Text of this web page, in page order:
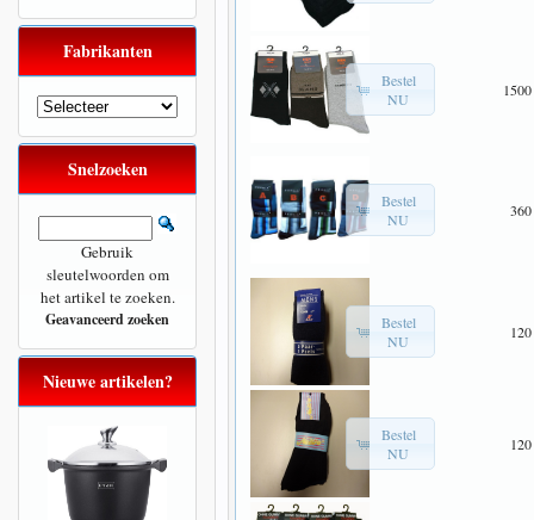
Bestel
NU
1500
Bestel
NU
360
Bestel
NU
120
Bestel
NU
120
Fabrikanten
Snelzoeken
Gebruik
sleutelwoorden om
het artikel te zoeken.
Geavanceerd zoeken
Nieuwe artikelen?